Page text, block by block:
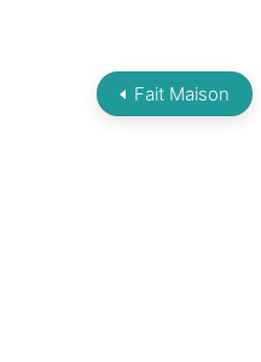
Fait Maison